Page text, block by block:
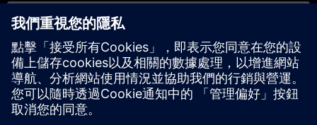
專屬培訓諮詢
若您需要針對專屬培訓課程（無論是現場、線上或於我們的
SITRAIN 培訓中心舉辦）索取報價，請填寫下方的諮詢表單。此
類請求適合較大規模的團體（6 人以上）。提供您的聯絡資料及
培訓需求後，我們將向您發送報價單。
索取專屬報價